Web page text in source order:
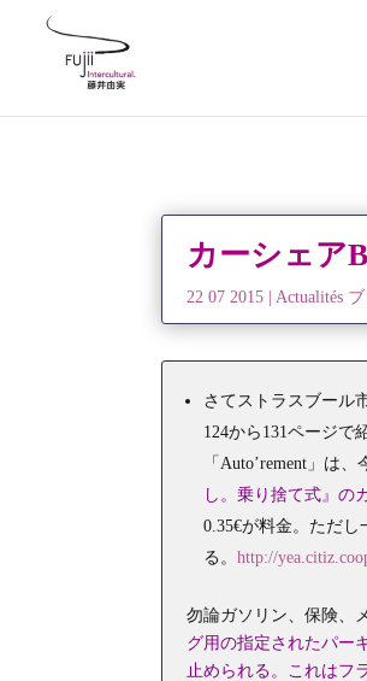
カーシェア
22 07 2015 |Actualités
さてストラスブール
124から131ページで
「Auto’rement」は
し。乗り捨て式』の
0.35€が料金。ただ
る。http://
勿論ガソリン、保険、
グ用の指定されたパー
止められる。これはフ